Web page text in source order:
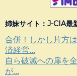
姉妹サイト：J-CIA最
合併！しかし片方
済経営...
自ら破滅への扉を
が...